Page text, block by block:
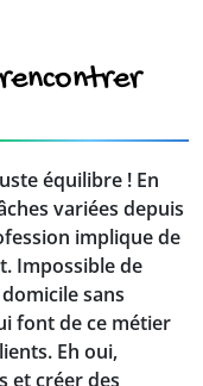
équilibre ! En
variées depuis
implique de
Impossible de
sans
font de ce métier
Eh oui,
et créer des